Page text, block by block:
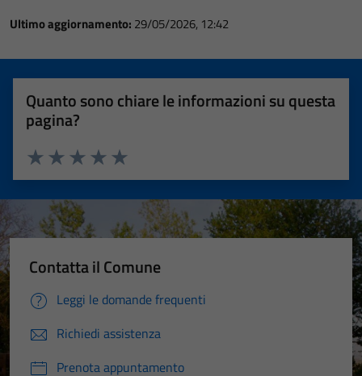
Ultimo aggiornamento: 29/05/2026, 12:42
Quanto sono chiare le informazioni su questa
pagina?
Valuta 5 stelle su 5
Valuta 4 stelle su 5
Valuta 3 stelle su 5
Valuta 2 stelle su 5
Valuta 1 stelle su 5
Contatta il Comune
Leggi le domande frequenti
Richiedi assistenza
Prenota appuntamento